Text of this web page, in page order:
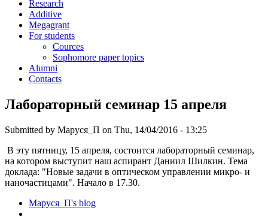
Research
Additive
Megagrant
For students
Cources
Sophomore paper topics
Alumni
Contacts
Лабораторный семинар 15 апреля
Submitted by Маруся_П on Thu, 14/04/2016 - 13:25
В эту пятницу, 15 апреля, состоится лабораторный семинар,
на котором выступит наш аспирант Даниил Шилкин. Тема
доклада: "Новые задачи в оптическом управлении микро- и
наночастицами". Начало в 17.30.
Маруся_П's blog